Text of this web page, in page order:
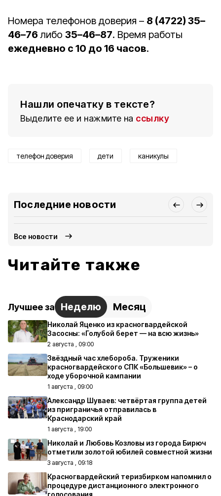
Номера телефонов доверия – 8 (4722) 35–
46–76 либо 35–46–87. Время работы
ежедневно с 10 до 16 часов.
Нашли опечатку в тексте?
Выделите ее и нажмите на ссылку
телефон доверия дети каникулы
Последние новости
Все новости
Читайте также
Лучшее за Неделю Месяц
Николай Яценко из красногвардейской
Засосны: «Голубой берет — на всю жизнь»
2 августа , 09:00
Звёздный час хлебороба. Труженики
красногвардейского СПК «Большевик» – о
ходе уборочной кампании
1 августа , 09:00
Александр Шуваев: четвёртая группа детей
из приграничья отправилась в
Краснодарский край
1 августа , 19:00
Николай и Любовь Козловы из города Бирюч
отметили золотой юбилей совместной жизни
3 августа , 09:18
Красногвардейский теризбирком напомнил о
процедуре дистанционного электронного
голосования